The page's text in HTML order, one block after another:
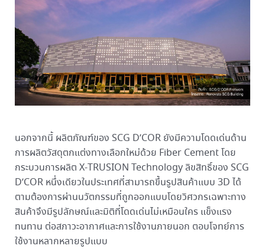
นอกจากนี้ ผลิตภัณฑ์ของ SCG D’COR ยังมีความโดดเด่นด้าน
การผลิตวัสดุตกแต่งทางเลือกใหม่ด้วย Fiber Cement โดย
กระบวนการผลิต X-TRUSION Technology ลิขสิทธิ์ของ SCG
D’COR หนึ่งเดียวในประเทศที่สามารถขึ้นรูปสินค้าแบบ 3D ได้
ตามต้องการผ่านนวัตกรรมที่ถูกออกแบบโดยวิศวกรเฉพาะทาง
สินค้าจึงมีรูปลักษณ์และมิติที่โดดเด่นไม่เหมือนใคร แข็งแรง
ทนทาน ต่อสภาวะอากาศและการใช้งานภายนอก ตอบโจทย์การ
ใช้งานหลากหลายรูปแบบ